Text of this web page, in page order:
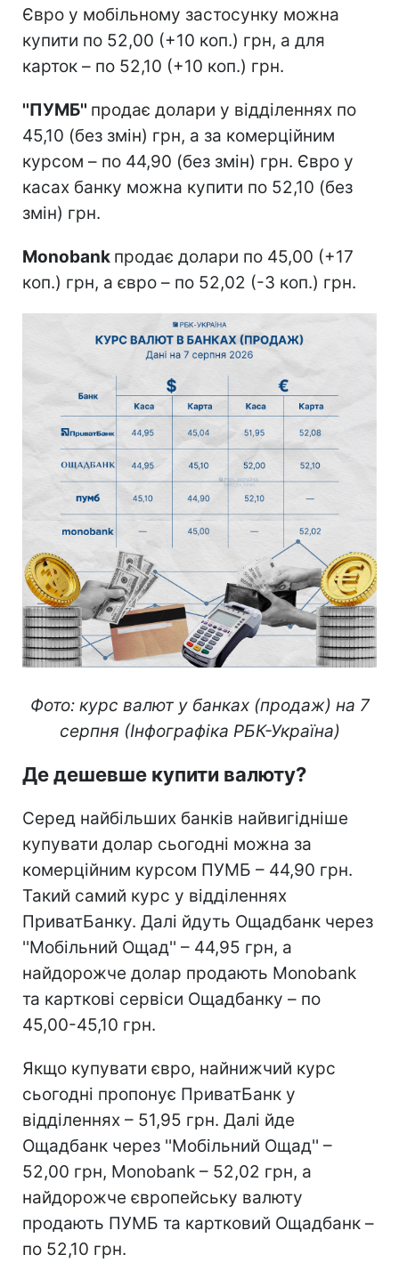
Євро у мобільному застосунку можна
купити по 52,00 (+10 коп.) грн, а для
карток – по 52,10 (+10 коп.) грн.
''ПУМБ'' продає долари у відділеннях по
45,10 (без змін) грн, а за комерційним
курсом – по 44,90 (без змін) грн. Євро у
касах банку можна купити по 52,10 (без
змін) грн.
Monobank продає долари по 45,00 (+17
коп.) грн, а євро – по 52,02 (-3 коп.) грн.
Фото: курс валют у банках (продаж) на 7
серпня (Інфографіка РБК-Україна)
Де дешевше купити валюту?
Серед найбільших банків найвигідніше
купувати долар сьогодні можна за
комерційним курсом ПУМБ – 44,90 грн.
Такий самий курс у відділеннях
ПриватБанку. Далі йдуть Ощадбанк через
''Мобільний Ощад'' – 44,95 грн, а
найдорожче долар продають Monobank
та карткові сервіси Ощадбанку – по
45,00-45,10 грн.
Якщо купувати євро, найнижчий курс
сьогодні пропонує ПриватБанк у
відділеннях – 51,95 грн. Далі йде
Ощадбанк через ''Мобільний Ощад'' –
52,00 грн, Monobank – 52,02 грн, а
найдорожче європейську валюту
продають ПУМБ та картковий Ощадбанк –
по 52,10 грн.